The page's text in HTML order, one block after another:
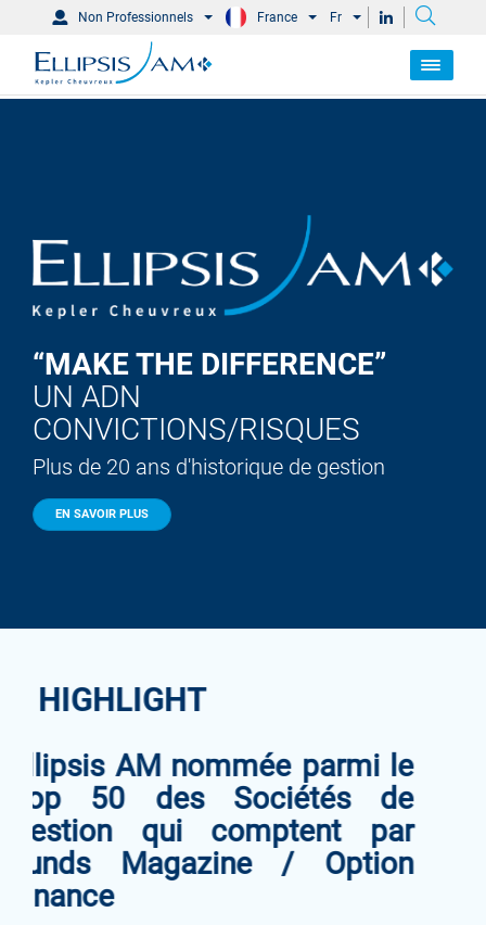
Non Professionnels France Fr
“MAKE THE DIFFERENCE”
UN ADN
CONVICTIONS/RISQUES
Plus de 20 ans d'historique de gestion
EN SAVOIR PLUS
HIGHLIGHTS
Ellipsis Global Credit
Opportunities atteint les 150
millions d'euros d'encours
seulement neuf mois après
son lancement